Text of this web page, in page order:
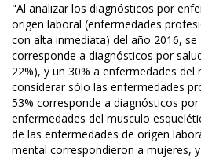
"Al analizar los diagnósticos por
origen laboral (enfermedades
con alta inmediata) del año 2016, se
corresponde a diagnósticos por
22%), y un 30% a enfermedades del
considerar sólo las enfermedades
53% corresponde a diagnósticos
enfermedades del musculo
de las enfermedades de origen
mental correspondieron a mujeres,